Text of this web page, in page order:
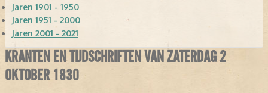
Jaren 1901 - 1950
Jaren 1951 - 2000
Jaren 2001 - 2021
KRANTEN EN TIJDSCHRIFTEN VAN ZATERDAG 2
OKTOBER 1830